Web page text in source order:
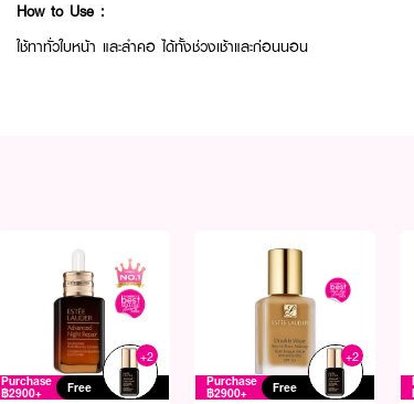
How to Use :
ใช้ทาทั่วใบหน้า และลำคอ ได้ทั้งช่วงเช้าและก่อนนอน
Purchase
฿2900+ Free
+2
Purchase
฿2900+ Free
+2